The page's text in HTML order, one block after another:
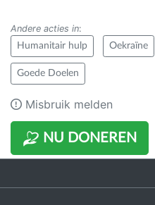
NU DONEREN
Andere acties in:
Humanitair hulp Oekraïne
Goede Doelen
Misbruik melden